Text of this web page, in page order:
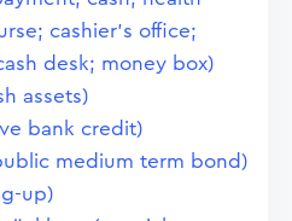
cashier's office;
desk; money box)
assets)
bank credit)
medium term bond)
up)